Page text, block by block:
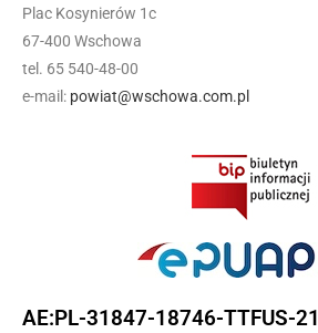
Plac Kosynierów 1c
67-400 Wschowa
tel. 65 540-48-00
e-mail: powiat@wschowa.com.pl
AE:PL-31847-18746-TTFUS-21